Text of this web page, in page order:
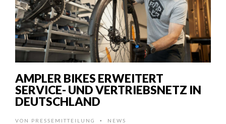
AMPLER BIKES ERWEITERT
SERVICE- UND VERTRIEBSNETZ IN
DEUTSCHLAND
VON PRESSEMITTEILUNG • NEWS